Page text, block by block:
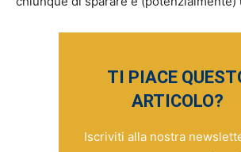
TI PIACE
ARTICOLO?
Iscriviti alla nostra